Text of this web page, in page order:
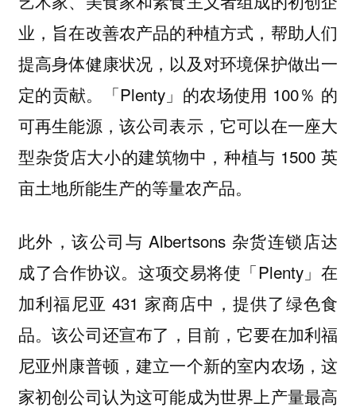
业，旨在改善农产品的种植方式，帮助人们
提高身体健康状况，以及对环境保护做出一
定的贡献。「Plenty」的农场使用 100％ 的
可再生能源，该公司表示，它可以在一座大
型杂货店大小的建筑物中，种植与 1500 英
亩土地所能生产的等量农产品。
此外，该公司与 Albertsons 杂货连锁店达
成了合作协议。这项交易将使「Plenty」在
加利福尼亚 431 家商店中，提供了绿色食
品。该公司还宣布了，目前，它要在加利福
尼亚州康普顿，建立一个新的室内农场，这
家初创公司认为这可能成为世界上产量最高